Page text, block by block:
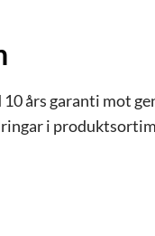
års garanti mot
i